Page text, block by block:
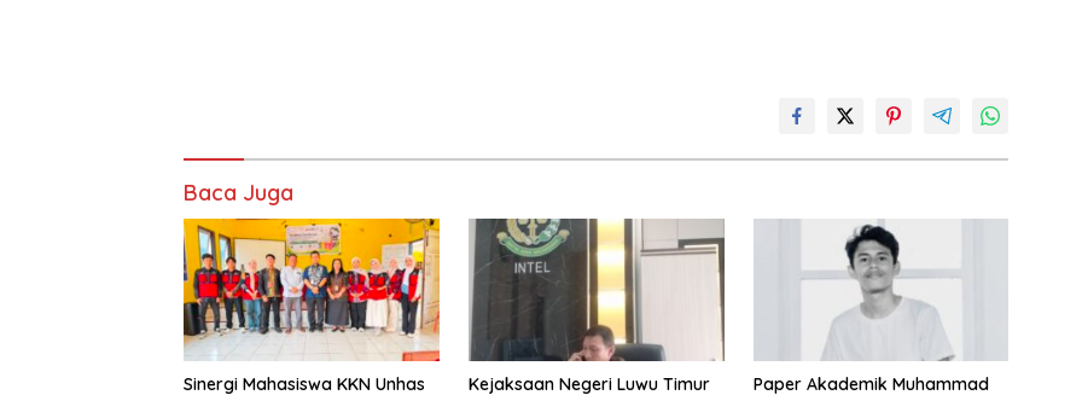
Baca Juga
Sinergi Mahasiswa KKN Unhas Kejaksaan Negeri Luwu Timur Paper Akademik Muhammad